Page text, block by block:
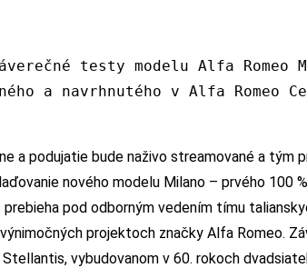
testy modelu Alfa Romeo
a navrhnutého v Alfa Romeo
a podujatie bude naživo streamované a tým
nového modelu Milano – prvého 100 %
pod odborným vedením tímu
projektoch značky Alfa Romeo.
vybudovanom v 60. rokoch